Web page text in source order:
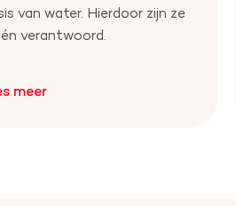
van water. Hierdoor zijn ze
verantwoord.
meer